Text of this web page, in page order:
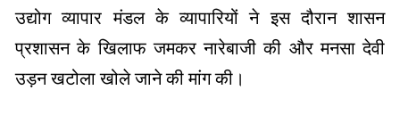
उद्योग व्यापार मंडल के व्यापारियों ने इस दौरान शासन
प्रशासन के खिलाफ जमकर नारेबाजी की और मनसा देवी
उड़न खटोला खोले जाने की मांग की।